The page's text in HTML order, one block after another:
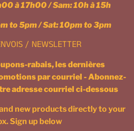
à 17h00 / Sam: 10h à 15h
to 5pm / Sat: 10pm to 3pm
/ NEWSLETTER
rabais, les dernières
par courriel - Abonnez-
adresse courriel ci-dessous
new products directly to your
Sign up below